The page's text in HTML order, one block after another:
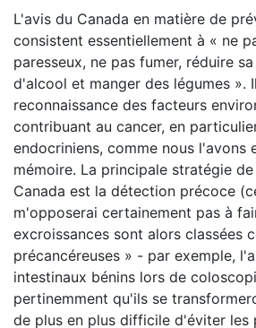
L'avis du Canada en matière de
consistent essentiellement à « ne
paresseux, ne pas fumer, réduire
d'alcool et manger des légumes ».
reconnaissance des facteurs
contribuant au cancer, en
endocriniens, comme nous l'avons
mémoire. La principale stratégie
Canada est la détection précoce
m'opposerai certainement pas à
excroissances sont alors classées
précancéreuses » - par exemple,
intestinaux bénins lors de
pertinemment qu'ils se
de plus en plus difficile d'éviter les